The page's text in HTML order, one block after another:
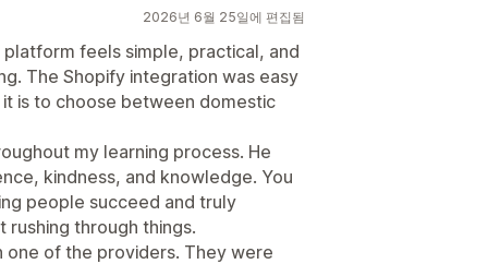
2026년 6월 25일에 편집됨
feels simple, practical, and
The Shopify integration was easy
is to choose between domestic
my learning process. He
kindness, and knowledge. You
people succeed and truly
through things.
one of the providers. They were